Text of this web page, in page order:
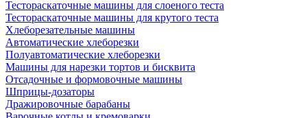
Тестораскаточные машины для слоеного теста
Тестораскаточные машины для крутого теста
Хлеборезательные машины
Автоматические хлеборезки
Полуавтоматические хлеборезки
Машины для нарезки тортов и бисквита
Отсадочные и формовочные машины
Шприцы-дозаторы
Дражировочные барабаны